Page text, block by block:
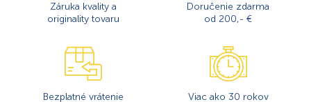
Záruka kvality a
originality tovaru
Doručenie zdarma
od 200,- €
Bezplatné vrátenie
Viac ako 30 rokov